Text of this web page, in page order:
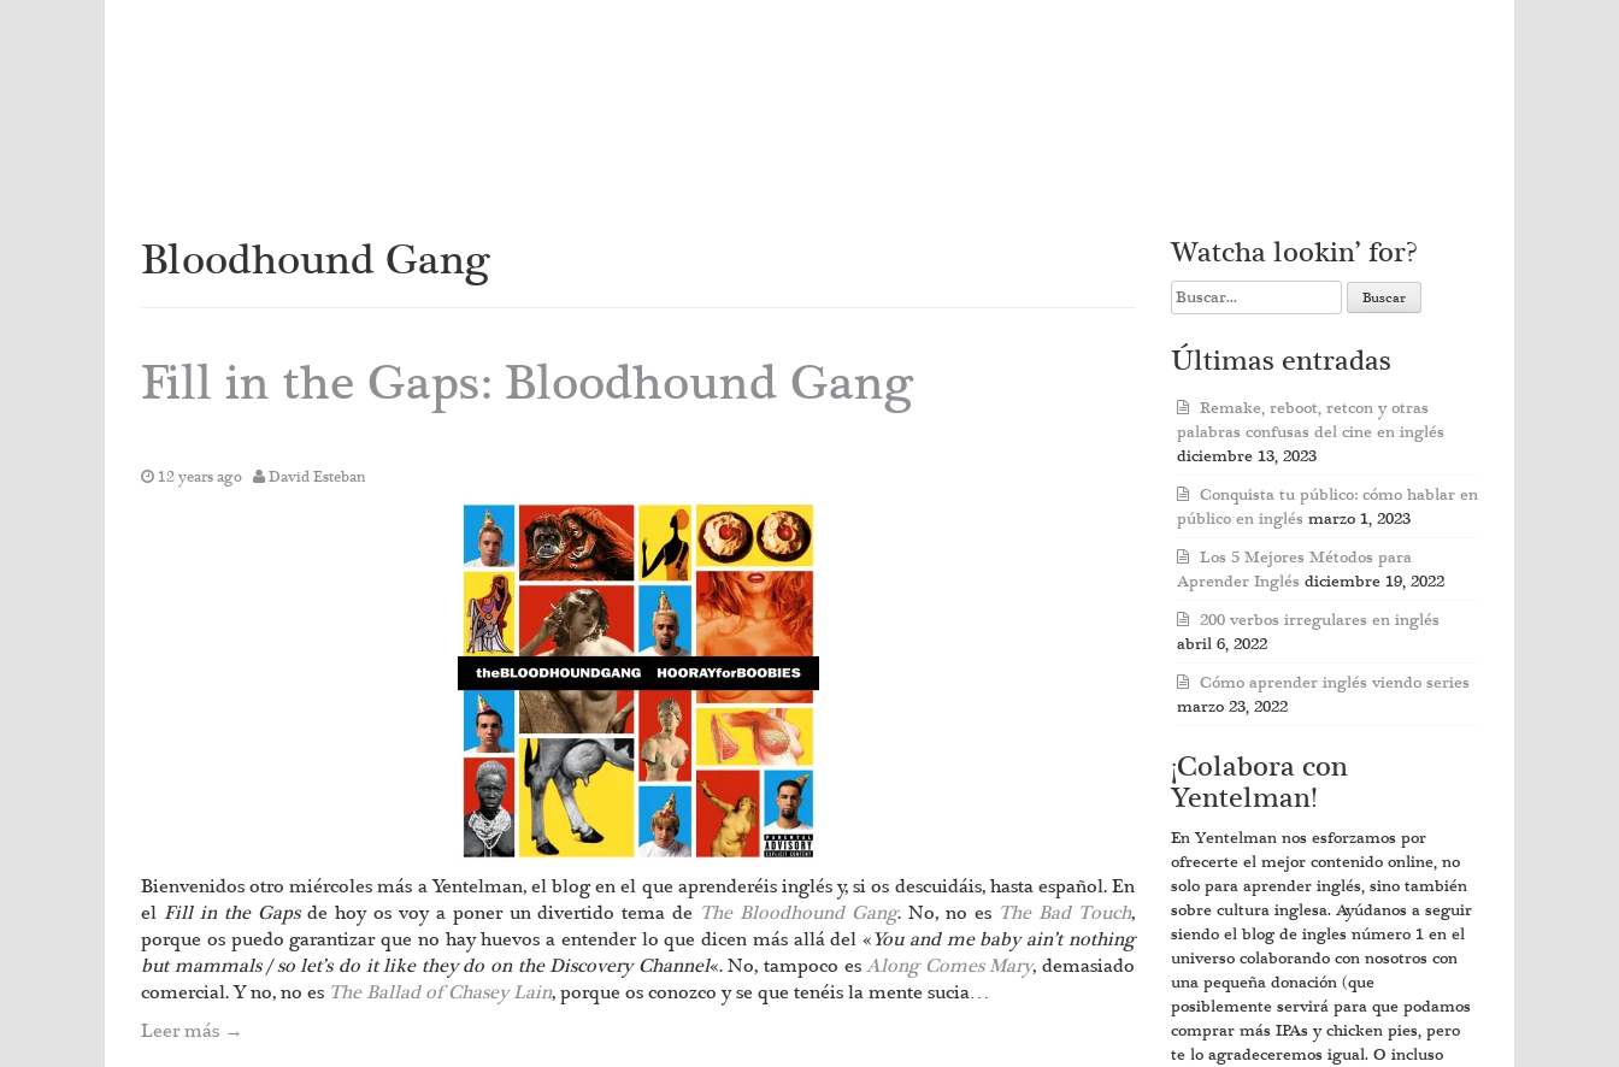
Bloodhound Gang
Fill in the Gaps: Bloodhound Gang
12 years ago David Esteban
Bienvenidos otro miércoles más a Yentelman, el blog en el que aprenderéis inglés y, si os descuidáis, hasta español. En
el Fill in the Gapsde hoy os voy a poner un divertido tema de The Bloodhound Gang. No, no es The Bad Touch,
porque os puedo garantizar que no hay huevos a entender lo que dicen más allá del «You and me baby ain’t nothing
but mammals / so let’s do it like they do on the Discovery Channel«. No, tampoco esAlong Comes Mary, demasiado
comercial. Y no, no es The Ballad of Chasey Lain, porque os conozco y se que tenéis la mente sucia…
Leer más →
Watcha lookin’ for?
Search
for:
Últimas entradas
Remake, reboot, retcon y otras
palabras confusas del cine en inglés
diciembre 13, 2023
Conquista tu público: cómo hablar en
público en inglés marzo 1, 2023
Los 5 Mejores Métodos para
Aprender Inglés diciembre 19, 2022
200 verbos irregulares en inglés
abril 6, 2022
Cómo aprender inglés viendo series
marzo 23, 2022
¡Colabora con
Yentelman!
En Yentelman nos esforzamos por
ofrecerte el mejor contenido online, no
solo para aprender inglés, sino también
sobre cultura inglesa. Ayúdanos a seguir
siendo el blog de ingles número 1 en el
universo colaborando con nosotros con
una pequeña donación (que
posiblemente servirá para que podamos
comprar más IPAs y chicken pies, pero
te lo agradeceremos igual. O incluso